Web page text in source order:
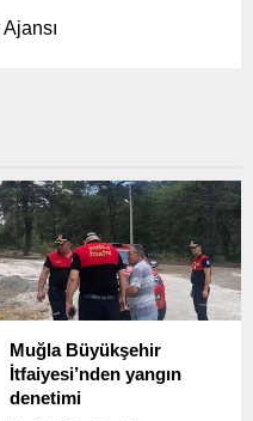
Muğla Büyükşehir
İtfaiyesi’nden yangın
denetimi